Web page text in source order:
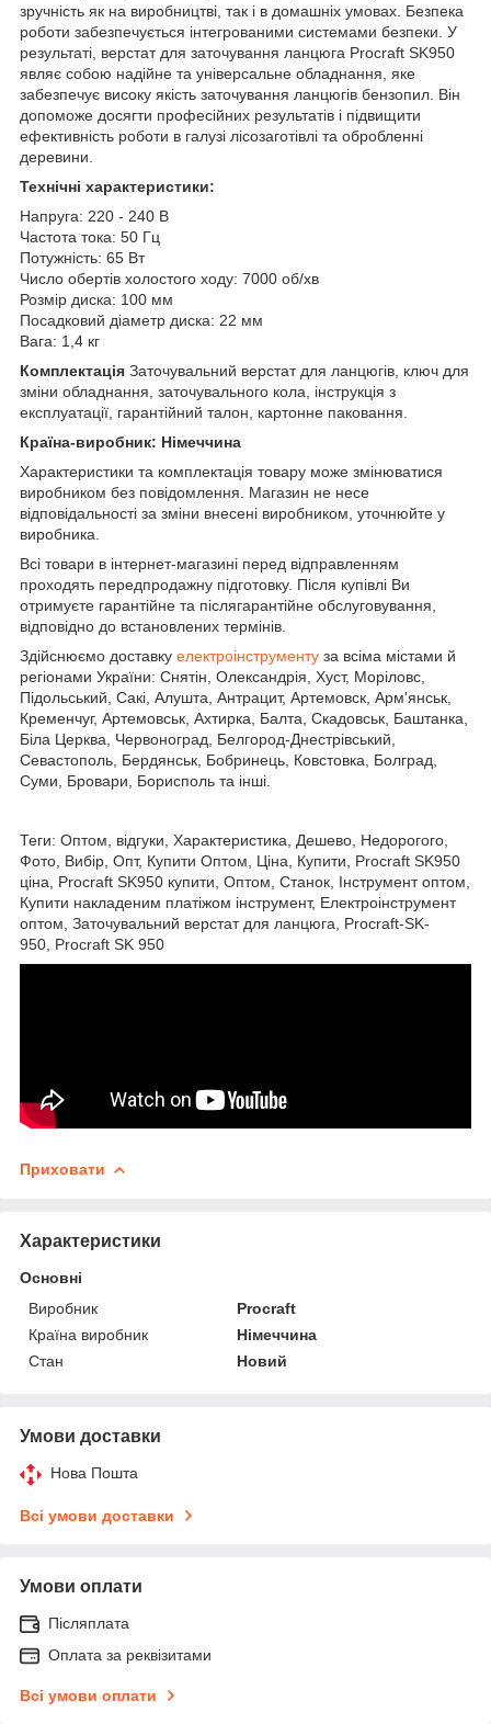
зручність як на виробництві, так і в домашніх умовах. Безпека
роботи забезпечується інтегрованими системами безпеки. У
результаті, верстат для заточування ланцюга Procraft SK950
являє собою надійне та універсальне обладнання, яке
забезпечує високу якість заточування ланцюгів бензопил. Він
допоможе досягти професійних результатів і підвищити
ефективність роботи в галузі лісозаготівлі та обробленні
деревини.
Технічні характеристики:
Напруга: 220 - 240 В
Частота тока: 50 Гц
Потужність: 65 Вт
Число обертів холостого ходу: 7000 об/хв
Розмір диска: 100 мм
Посадковий діаметр диска: 22 мм
Вага: 1,4 кг
Комплектація Заточувальний верстат для ланцюгів, ключ для
зміни обладнання, заточувального кола, інструкція з
експлуатації, гарантійний талон, картонне паковання.
Країна-виробник: Німеччина
Характеристики та комплектація товару може змінюватися
виробником без повідомлення. Магазин не несе
відповідальності за зміни внесені виробником, уточнюйте у
виробника.
Всі товари в інтернет-магазині перед відправленням
проходять передпродажну підготовку. Після купівлі Ви
отримуєте гарантійне та післягарантійне обслуговування,
відповідно до встановлених термінів.
Здійснюємо доставку електроінструменту за всіма містами й
регіонами України: Снятін, Олександрія, Хуст, Моріловс,
Підольський, Сакі, Алушта, Антрацит, Артемовск, Арм'янськ,
Кременчуг, Артемовськ, Ахтирка, Балта, Скадовськ, Баштанка,
Біла Церква, Червоноград, Белгород-Днестрівський,
Севастополь, Бердянськ, Бобринець, Ковстовка, Болград,
Суми, Бровари, Борисполь та інші.
Теги: Оптом, відгуки, Характеристика, Дешево, Недорогого,
Фото, Вибір, Опт, Купити Оптом, Ціна, Купити, Procraft SK950
ціна, Procraft SK950 купити, Оптом, Станок, Інструмент оптом,
Купити накладеним платіжом інструмент, Електроінструмент
оптом, Заточувальний верстат для ланцюга, Procraft-SK-
950, Procraft SK 950
Приховати
Характеристики
Основні
Виробник
Procraft
Країна виробник
Німеччина
Стан
Новий
Умови доставки
Нова Пошта
Всі умови доставки
Умови оплати
Післяплата
Оплата за реквізитами
Всі умови оплати